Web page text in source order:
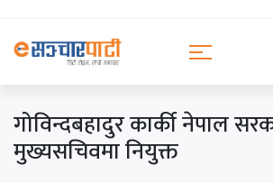
गोविन्दबहादुर कार्की नेपाल
मुख्यसचिवमा नियुक्त